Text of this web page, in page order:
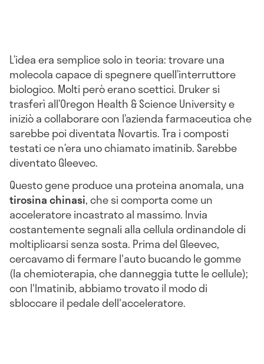
L’idea era semplice solo in teoria: trovare una
molecola capace di spegnere quell’interruttore
biologico. Molti però erano scettici. Druker si
trasferì all’Oregon Health & Science University e
iniziò a collaborare con l’azienda farmaceutica che
sarebbe poi diventata Novartis. Tra i composti
testati ce n’era uno chiamato imatinib. Sarebbe
diventato Gleevec.
Questo gene produce una proteina anomala, una
tirosina chinasi, che si comporta come un
acceleratore incastrato al massimo. Invia
costantemente segnali alla cellula ordinandole di
moltiplicarsi senza sosta. Prima del Gleevec,
cercavamo di fermare l'auto bucando le gomme
(la chemioterapia, che danneggia tutte le cellule);
con l'Imatinib, abbiamo trovato il modo di
sbloccare il pedale dell'acceleratore.